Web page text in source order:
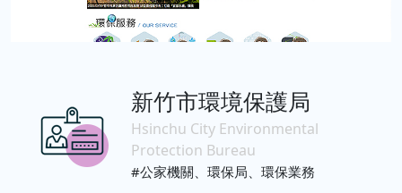
新竹市環境保護局
Hsinchu City Environmental
Protection Bureau
#公家機關、環保局、環保業務